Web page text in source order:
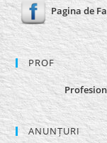
Pagina de
PROF
ANUNȚURI